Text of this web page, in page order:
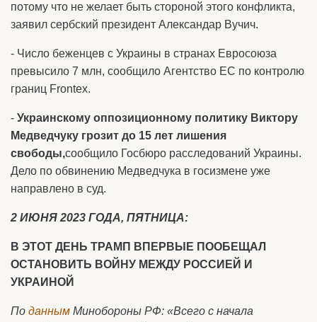
потому что не желает быть стороной этого конфликта,
заявил сербский президент Александар Вучич.
- Число беженцев с Украины в странах Евросоюза
превысило 7 млн, сообщило Агентство ЕС по контролю
границ Frontex.
- Украинскому оппозиционному политику Виктору
Медведчуку грозит до 15 лет лишения
свободы,сообщило Госбюро расследований Украины.
Дело по обвинению Медведчука в госизмене уже
направлено в суд.
2 ИЮНЯ 2023 ГОДА, ПЯТНИЦА:
В ЭТОТ ДЕНЬ ТРАМП ВПЕРВЫЕ ПООБЕЩАЛ
ОСТАНОВИТЬ ВОЙНУ МЕЖДУ РОССИЕЙ И
УКРАИНОЙ
По данным Минобороны РФ: «Всего с начала